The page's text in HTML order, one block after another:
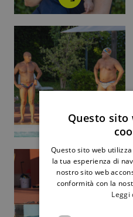
Questo sito
Questo sito web
la tua esperienza di
nostro sito web
conformità con la
Leggi